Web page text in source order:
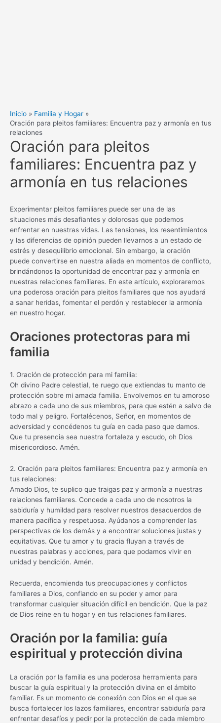
Inicio
Familia y Hogar
Oración para pleitos familiares: Encuentra paz y armonía en tus
relaciones
Oración para pleitos
familiares: Encuentra paz y
armonía en tus relaciones
Experimentar pleitos familiares puede ser una de las
situaciones más desafiantes y dolorosas que podemos
enfrentar en nuestras vidas. Las tensiones, los resentimientos
y las diferencias de opinión pueden llevarnos a un estado de
estrés y desequilibrio emocional. Sin embargo, la oración
puede convertirse en nuestra aliada en momentos de conflicto,
brindándonos la oportunidad de encontrar paz y armonía en
nuestras relaciones familiares. En este artículo, exploraremos
una poderosa oración para pleitos familiares que nos ayudará
a sanar heridas, fomentar el perdón y restablecer la armonía
en nuestro hogar.
Oraciones protectoras para mi
familia
1. Oración de protección para mi familia:
Oh divino Padre celestial, te ruego que extiendas tu manto de
protección sobre mi amada familia. Envolvemos en tu amoroso
abrazo a cada uno de sus miembros, para que estén a salvo de
todo mal y peligro. Fortalécenos, Señor, en momentos de
adversidad y concédenos tu guía en cada paso que damos.
Que tu presencia sea nuestra fortaleza y escudo, oh Dios
misericordioso. Amén.
2. Oración para pleitos familiares: Encuentra paz y armonía en
tus relaciones:
Amado Dios, te suplico que traigas paz y armonía a nuestras
relaciones familiares. Concede a cada uno de nosotros la
sabiduría y humildad para resolver nuestros desacuerdos de
manera pacífica y respetuosa. Ayúdanos a comprender las
perspectivas de los demás y a encontrar soluciones justas y
equitativas. Que tu amor y tu gracia fluyan a través de
nuestras palabras y acciones, para que podamos vivir en
unidad y bendición. Amén.
Recuerda, encomienda tus preocupaciones y conflictos
familiares a Dios, confiando en su poder y amor para
transformar cualquier situación difícil en bendición. Que la paz
de Dios reine en tu hogar y en tus relaciones familiares.
Oración por la familia: guía
espiritual y protección divina
La oración por la familia es una poderosa herramienta para
buscar la guía espiritual y la protección divina en el ámbito
familiar. Es un momento de conexión con Dios en el que se
busca fortalecer los lazos familiares, encontrar sabiduría para
enfrentar desafíos y pedir por la protección de cada miembro